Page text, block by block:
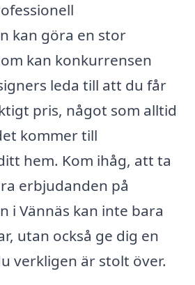
kan göra en stor
kan konkurrensen
leda till att du får
pris, något som alltid
kommer till
hem. Kom ihåg, att ta
erbjudanden på
i Vännäs kan inte bara
utan också ge dig en
verkligen är stolt över.